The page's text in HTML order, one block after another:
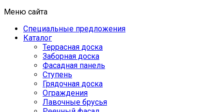
Меню сайта
Специальные предложения
Каталог
Террасная доска
Заборная доска
Фасадная панель
Ступень
Грядочная доска
Ограждения
Лавочные брусья